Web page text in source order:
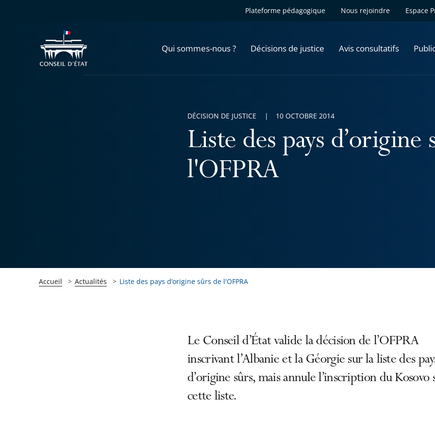
Plateforme pédagogique Nous rejoindre Espace
Qui sommes-nous ? Décisions de justice Avis consultatifs
Liste des pays d’origine
l'OFPRA
DÉCISION DE JUSTICE 10 OCTOBRE 2014
Accueil Actualités Liste des pays d’origine sûrs de l'OFPRA
Le Conseil d’État valide la décision de l’OFPRA
inscrivant l’Albanie et la Géorgie sur la liste des
d’origine sûrs, mais annule l’inscription du Kosovo
cette liste.